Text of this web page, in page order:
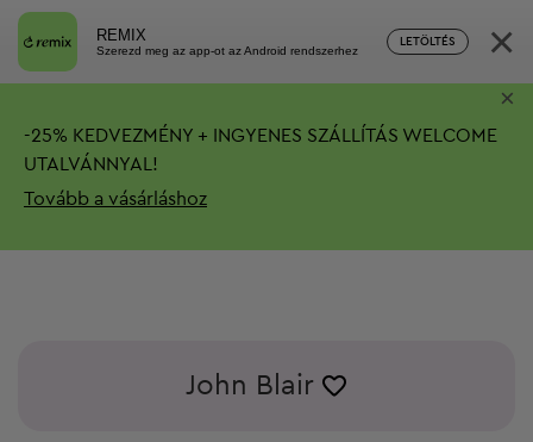
REMIX
Szerezd meg az app-ot az Android rendszerhez
LETÖLTÉS ×
-25% KEDVEZMÉNY + INGYENES SZÁLLÍTÁS WELCOME
UTALVÁNNYAL!
Tovább a vásárláshoz
×
John Blair